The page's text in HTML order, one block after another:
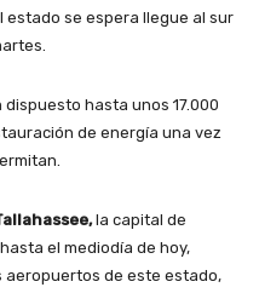
se espera llegue al sur
dispuesto hasta unos 17.000
de energía una vez
la capital de
el mediodía de hoy,
de este estado,